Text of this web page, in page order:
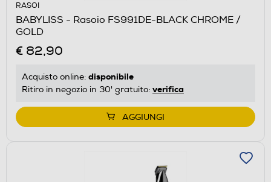
RASOI
BABYLISS - Rasoio FS991DE-BLACK CHROME /
GOLD
€ 82,90
Acquisto online: disponibile
Ritiro in negozio in 30' gratuito: verifica
AGGIUNGI